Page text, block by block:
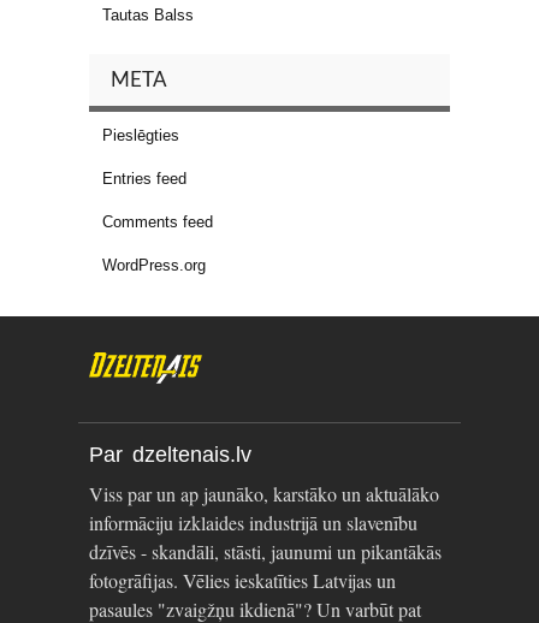
Tautas Balss
META
Pieslēgties
Entries feed
Comments feed
WordPress.org
Par dzeltenais.lv
Viss par un ap jaunāko, karstāko un aktuālāko
informāciju izklaides industrijā un slavenību
dzīvēs - skandāli, stāsti, jaunumi un pikantākās
fotogrāfijas. Vēlies ieskatīties Latvijas un
pasaules "zvaigžņu ikdienā"? Un varbūt pat